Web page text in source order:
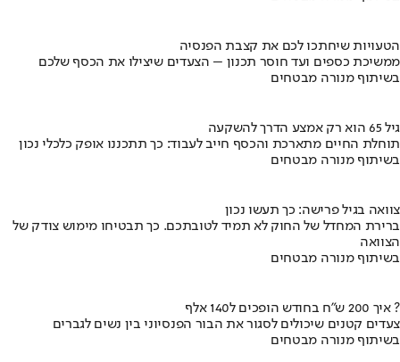
הטעויות שיחתכו לכם את קצבת הפנסיה
ממשיכת כספים ועד חוסר תכנון – הצעדים שיצילו את הכסף שלכם
בשיתוף מנורה מבטחים
גיל 65 הוא רק אמצע הדרך להשקעה
תוחלת החיים מתארכת והכסף חייב לעבוד: כך תתכננו אופק כלכלי נכון
בשיתוף מנורה מבטחים
צוואה בגיל פרישה: כך תעשו נכון
ברירת המחדל של החוק לא תמיד לטובתכם. כך תבטיחו מימוש צודק של
הצוואה
בשיתוף מנורה מבטחים
איך 200 ש"ח בחודש הופכים ל140 אלף ?
צעדים קטנים שיכולים לסגור את הבור הפנסיוני בין נשים לגברים
בשיתוף מנורה מבטחים